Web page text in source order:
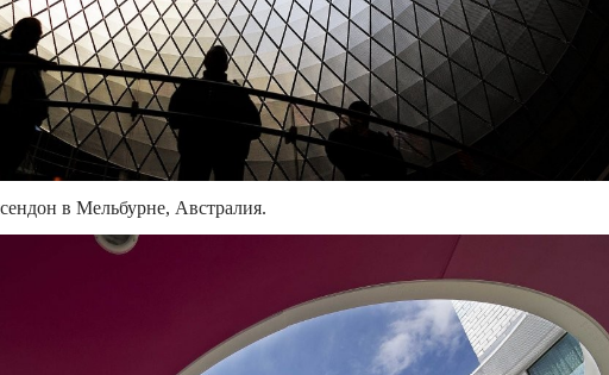
в Мельбурне, Австралия.